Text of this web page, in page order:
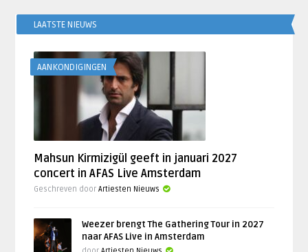
LAATSTE NIEUWS
AANKONDIGINGEN
Mahsun Kirmizigül geeft in januari 2027
concert in AFAS Live Amsterdam
Geschreven doorArtiesten Nieuws
Weezer brengt The Gathering Tour in 2027
naar AFAS Live in Amsterdam